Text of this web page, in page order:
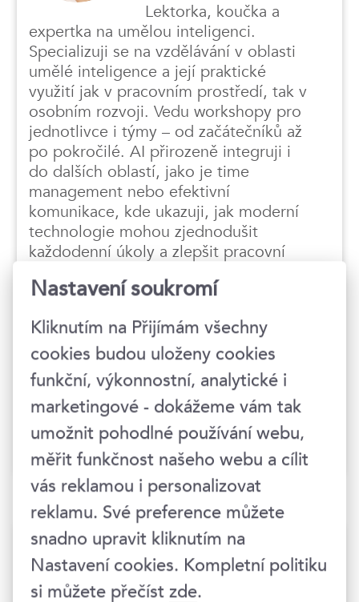
Lektorka, koučka a
expertka na umělou inteligenci.
Specializuji se na vzdělávání v oblasti
umělé inteligence a její praktické
využití jak v pracovním prostředí, tak v
osobním rozvoji. Vedu workshopy pro
jednotlivce i týmy – od začátečníků až
po pokročilé. AI přirozeně integruji i
do dalších oblastí, jako je time
management nebo efektivní
komunikace, kde ukazuji, jak moderní
technologie mohou zjednodušit
každodenní úkoly a zlepšit pracovní
moje školení kombinují koučovací
prvky, které účastníkům pomáhají
nacházet vlastní řešení a okamžitě je
uplatnit v praxi. Mám za sebou studium
na VŠE, zkušenosti z marketingu v
korporátní sféře a vedení strategického
rozvoje neziskové organizace.
Termíny konání
Nastavení soukromí
Kliknutím na Přijímám všechny
cookies budou uloženy cookies
funkční, výkonnostní, analytické i
marketingové - dokážeme vám tak
umožnit pohodlné používání webu,
měřit funkčnost našeho webu a cílit
vás reklamou i personalizovat
reklamu. Své preference můžete
snadno upravit kliknutím na
Nastavení cookies. Kompletní politiku
si můžete přečístzde.